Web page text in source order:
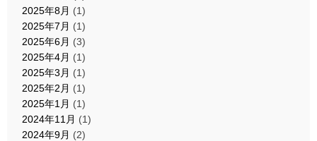
2025年8月 (1)
2025年7月 (1)
2025年6月 (3)
2025年4月 (1)
2025年3月 (1)
2025年2月 (1)
2025年1月 (1)
2024年11月 (1)
2024年9月 (2)